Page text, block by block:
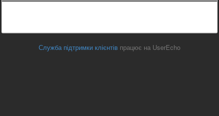
Служба підтримки клієнтів працює на UserEcho